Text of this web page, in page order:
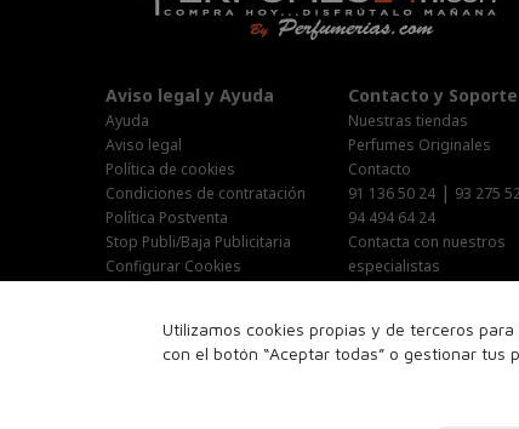
Utilizamos cookies propias y de terceros
con el botón “Aceptar todas” o gestionar tus
Aviso legal y Ayuda
Ayuda
Aviso legal
Política de cookies
Condiciones de contratación
Política Postventa
Stop Publi/Baja Publicitaria
Configurar Cookies
Contacto y Soporte
Nuestras tiendas
Perfumes Originales
Contacto
91 136 50 24
93 275
94 494 64 24
Contacta con nuestros
especialistas
Lunes-Jueves : 9:00h-
Viernes : 9:00h-14:00h